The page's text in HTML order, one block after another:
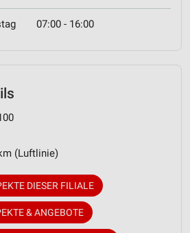
07:00 - 16:00
(Luftlinie)
DIESER FILIALE
& ANGEBOTE